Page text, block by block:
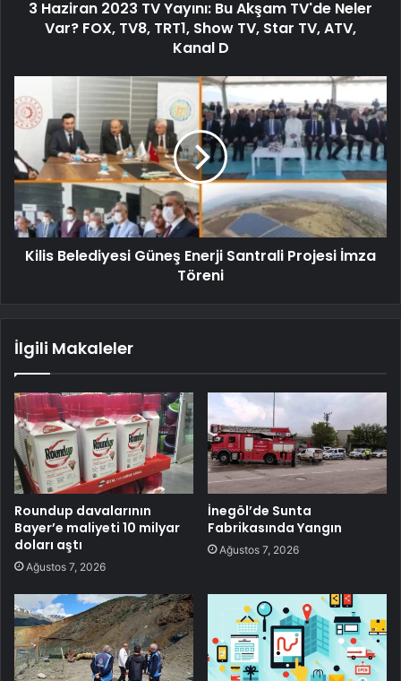
3 Haziran 2023 TV Yayını: Bu Akşam TV'de Neler
Var? FOX, TV8, TRT1, Show TV, Star TV, ATV,
Kanal D
Kilis Belediyesi Güneş Enerji Santrali Projesi İmza
Töreni
İlgili Makaleler
Roundup davalarının
Bayer’e maliyeti 10 milyar
doları aştı
Ağustos 7, 2026
İnegöl’de Sunta
Fabrikasında Yangın
Ağustos 7, 2026